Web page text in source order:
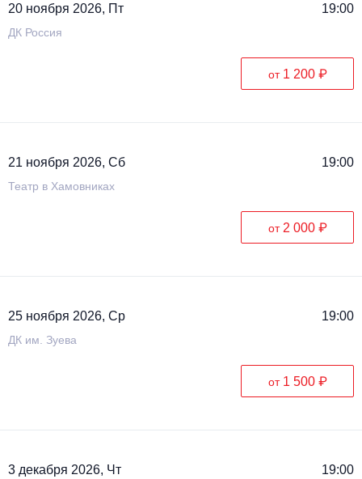
20 ноября 2026, Пт 19:00
ДК Россия
от 1 200 ₽
21 ноября 2026, Сб 19:00
Театр в Хамовниках
от 2 000 ₽
25 ноября 2026, Ср 19:00
ДК им. Зуева
от 1 500 ₽
3 декабря 2026, Чт 19:00